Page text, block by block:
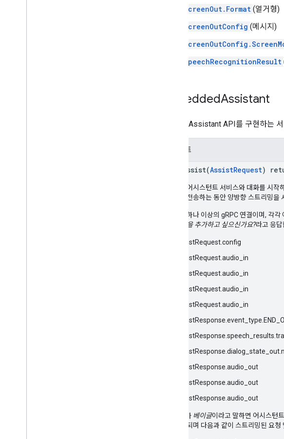
ScreenOut.Format (열거형)
ScreenOutConfig (메시지)
SpeechRecognitionResult
EmbeddedAssistant
Google Assistant API를 구현하는
어시스트
rpc Assist(AssistRequest)
삽입된 어시스턴트 서비스와 대화를 시
디오를 전송하는 동안 양방향 스트리밍을
대화는 하나 이상의 gRPC 연결이며, 각
무엇을 추가하고 싶으신가요?라고 응답
AssistRequest.config
AssistRequest.audio_in
AssistRequest.audio_in
AssistRequest.audio_in
AssistRequest.audio_in
AssistResponse.audio_out
AssistResponse.audio_out
AssistResponse.audio_out
사용자가 베이글이라고 말하면 어시스턴
에 전송되며 다음과 같이 스트리밍된 요